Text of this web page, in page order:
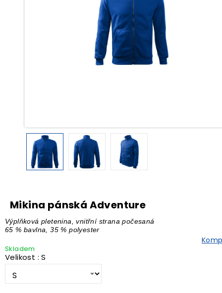
Mikina pánská Adventure
Výplňková pletenina, vnitřní strana počesaná
65 % bavlna, 35 % polyester
Skladem
Velikost : S